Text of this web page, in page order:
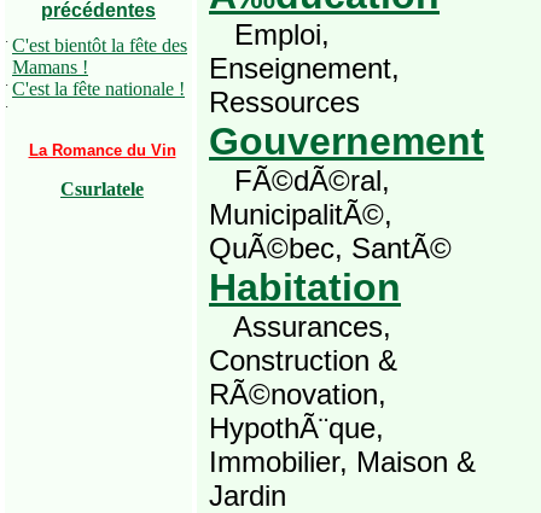
précédentes
· C'est bientôt la fête des
Mamans !
· C'est la fête nationale !
·
La Romance du Vin
Csurlatele
Emploi,
Enseignement,
Ressources
Gouvernement
FÃ©dÃ©ral,
MunicipalitÃ©,
QuÃ©bec, SantÃ©
Habitation
Assurances,
Construction &
RÃ©novation,
HypothÃ¨que,
Immobilier, Maison &
Jardin